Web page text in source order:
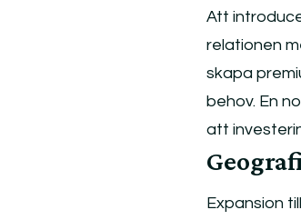
Att
relationen
skapa
behov. En
att
Expansion